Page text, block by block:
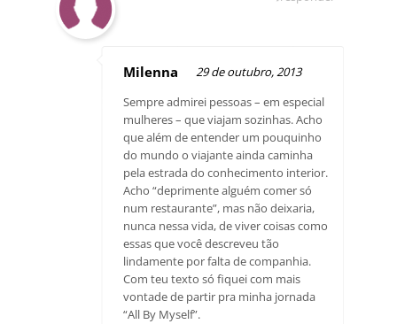
Milenna
29 de outubro, 2013
Sempre admirei pessoas – em especial
mulheres – que viajam sozinhas. Acho
que além de entender um pouquinho
do mundo o viajante ainda caminha
pela estrada do conhecimento interior.
Acho “deprimente alguém comer só
num restaurante”, mas não deixaria,
nunca nessa vida, de viver coisas como
essas que você descreveu tão
lindamente por falta de companhia.
Com teu texto só fiquei com mais
vontade de partir pra minha jornada
“All By Myself”.